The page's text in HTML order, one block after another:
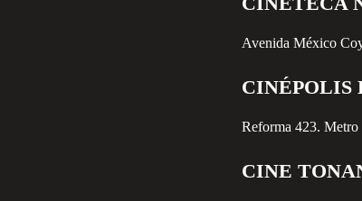
Avenida México
CINÉPOLIS
Reforma 423.
CINE